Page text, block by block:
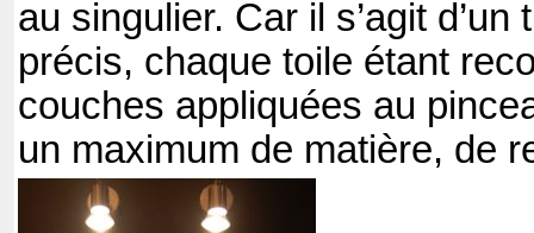
au singulier. Car il s’agit
précis, chaque toile étant
couches appliquées au
un maximum de matière, de